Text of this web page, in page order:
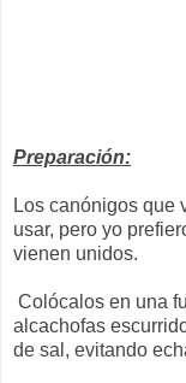
Preparación:
Los canónigos que
usar, pero yo
vienen unidos.
Colócalos en una
alcachofas
de sal, evitando